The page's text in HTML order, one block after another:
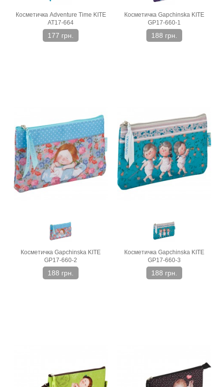
Косметичка Adventure Time KITE
AT17-664
177 грн.
Косметичка Gapchinska KITE
GP17-660-1
188 грн.
Косметичка Gapchinska KITE
GP17-660-2
188 грн.
Косметичка Gapchinska KITE
GP17-660-3
188 грн.